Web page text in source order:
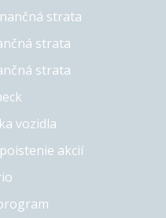
strata
strata
strata
vozidla
akcií